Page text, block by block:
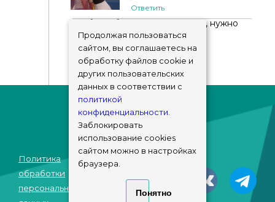
Ответить
Чтобы добавить комментарий, нужно
авторизоваться!
Политика
обработки
персональных
© sims-market
2018 - 2026
Продолжая пользоваться
сайтом, вы соглашаетесь на
обработку файлов cookie и
других пользовательских
данных в соответствии с
политикой
конфиденциальности.
Заблокировать
использование cookies
сайтом можно в настройках
браузера.
Понятно